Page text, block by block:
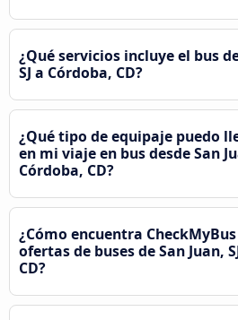
¿Qué servicios incluye el bus
SJ a Córdoba, CD?
¿Qué tipo de equipaje puedo
en mi viaje en bus desde San
Córdoba, CD?
¿Cómo encuentra
ofertas de buses de San Juan,
CD?